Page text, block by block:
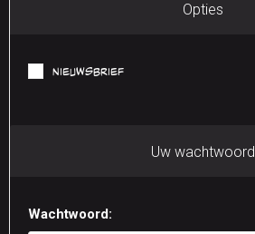
Opties
Nieuwsbrief
Uw wachtwoord
Wachtwoord: